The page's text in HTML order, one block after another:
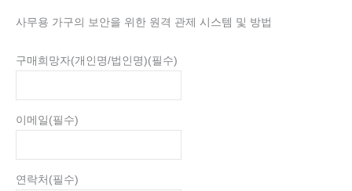
사무용 가구의 보안을 위한 원격 관제 시스템 및 방법
구매희망자(개인명/법인명)(필수)
이메일 (필수)
연락처 (필수)